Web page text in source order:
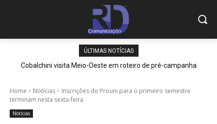
ÚLTIMAS NOTÍCIAS
Cobalchini visita Meio-Oeste em roteiro de pré-campanha
Home Notícias
Inscrições do Prouni para o primeiro semestre
terminam nesta sexta-feira
Notícias